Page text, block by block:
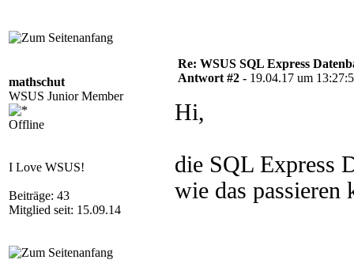
mathschut
WSUS Junior Member
Offline
I Love WSUS!
Beiträge: 43
Mitglied seit: 15.09.14
Re: WSUS SQL Express
Antwort #2 - 19.04.17 um
Hi,
die SQL Express
wie das passieren